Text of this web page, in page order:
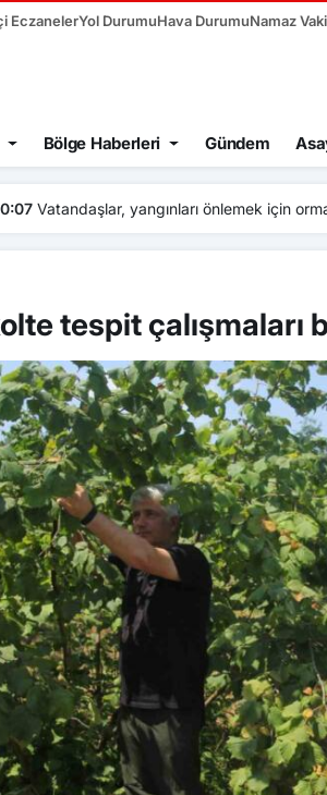
EczanelerYol DurumuHava DurumuNamaz
Bölge Haberleri Gündem
Vatandaşlar, yangınları önlemek için
tespit çalışmaları